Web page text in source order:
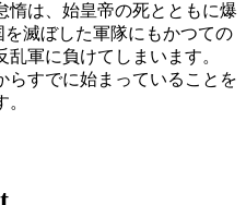
惰は、始皇帝の死とともに爆
滅ぼした軍隊にもかつての
軍に負けてしまいます。
すでに始まっていることを